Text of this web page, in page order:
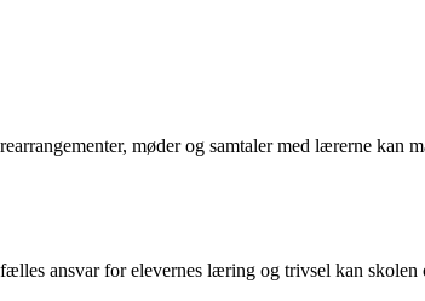
møder og samtaler med lærerne kan
ansvar for elevernes læring og trivsel kan skolen